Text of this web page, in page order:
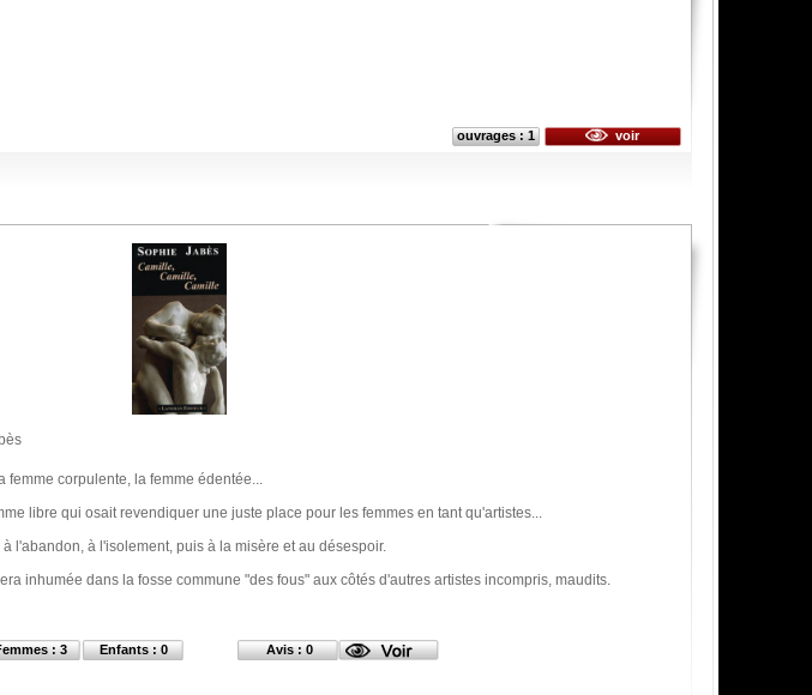
voir
ouvrages : 1
corpulente, la femme édentée...
libre qui osait revendiquer une juste place pour les femmes en tant qu'artistes...
l'abandon, à l'isolement, puis à la misère et au désespoir.
inhumée dans la fosse commune "des fous" aux côtés d'autres artistes incompris, maudits.
: 3 Enfants : 0 Avis : 0